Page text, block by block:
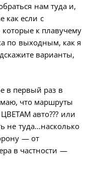
нам туда и,
как если с
к плавучему
по выходным, как я
варианты,
в первый раз в
что маршруты
авто??? или
не туда…насколько
— от
в частности —